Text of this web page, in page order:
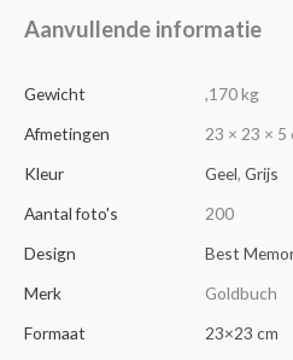
Aanvullende informatie
Gewicht
,170 kg
Afmetingen
23 × 23 × 5
Kleur
Geel, Grijs
Aantal foto's
200
Design
Best
Merk
Goldbuch
Formaat
23×23 cm